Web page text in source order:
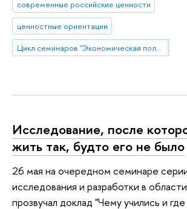
современные российские ценности
ценностные ориентации
Цикл семинаров "Экономическая политика в условиях переходного периода" под руководством Евгения Ясина
Исследование, после
жить так, будто его не было
26 мая на очередном семинаре
исследования и разработки в
прозвучал доклад "Чему учились и